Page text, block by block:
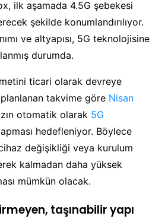
ilk aşamada 4.5G şebekesi
şekilde konumlandırılıyor.
ve altyapısı, 5G teknolojisine
durumda.
ticari olarak devreye
planlanan takvime göre Nisan
otomatik olarak 5G
hedefleniyor. Böylece
cihaz değişikliği veya kurulum
kalmadan daha yüksek
mümkün olacak.
taşınabilir yapı